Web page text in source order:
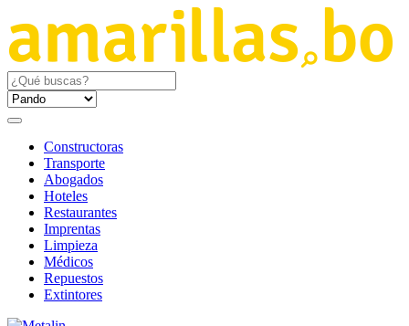
Constructoras
Transporte
Abogados
Hoteles
Restaurantes
Imprentas
Limpieza
Médicos
Repuestos
Extintores